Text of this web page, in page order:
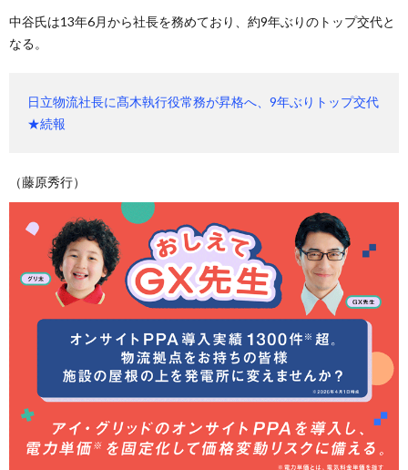
中谷氏は13年6月から社長を務めており、約9年ぶりのトップ交代と
なる。
日立物流社長に髙木執行役常務が昇格へ、9年ぶりトップ交代
★続報
（藤原秀行）